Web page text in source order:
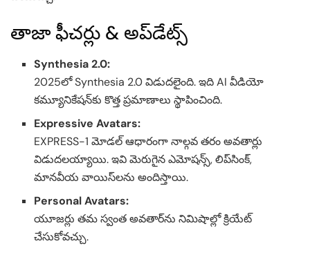
తాజా ఫీచర్లు & అప్‌డేట్స్
Synthesia 2.0:
2025లో Synthesia 2.0 విడుదలైంది. ఇది AI వీడియో
కమ్యూనికేషన్‌కు కొత్త ప్రమాణాలు స్థాపించింది.
Expressive Avatars:
EXPRESS-1 మోడల్ ఆధారంగా నాల్గవ తరం అవతార్లు
విడుదలయ్యాయి. ఇవి మెరుగైన ఎమోషన్స్, లిప్‌సింక్,
మానవీయ వాయిస్‌లను అందిస్తాయి.
Personal Avatars:
యూజర్లు తమ స్వంత అవతార్‌ను నిమిషాల్లో క్రియేట్
చేసుకోవచ్చు.